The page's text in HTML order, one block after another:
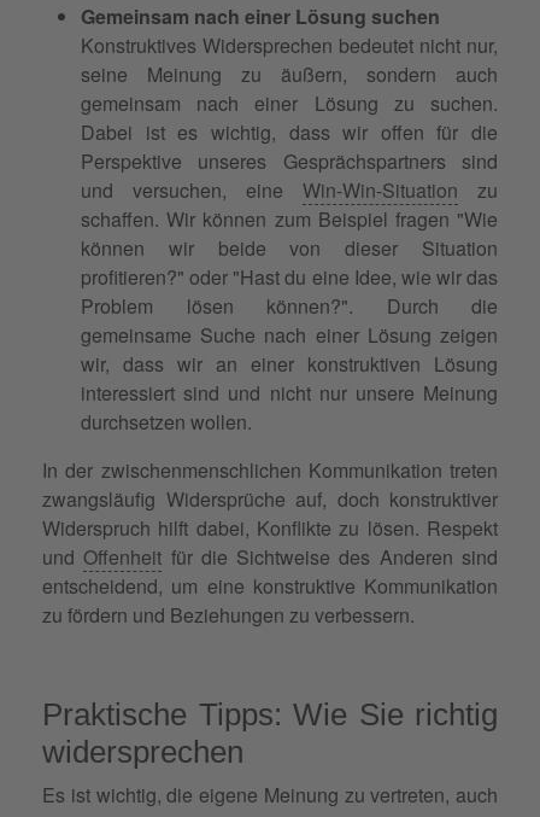
Gemeinsam nach einer Lösung suchen
Konstruktives Widersprechen bedeutet nicht nur,
seine Meinung zu äußern, sondern auch
gemeinsam nach einer Lösung zu suchen.
Dabei ist es wichtig, dass wir offen für die
Perspektive unseres Gesprächspartners sind
und versuchen, eine Win-Win-Situation zu
schaffen. Wir können zum Beispiel fragen "Wie
können wir beide von dieser Situation
profitieren?" oder "Hast du eine Idee, wie wir das
Problem lösen können?". Durch die
gemeinsame Suche nach einer Lösung zeigen
wir, dass wir an einer konstruktiven Lösung
interessiert sind und nicht nur unsere Meinung
durchsetzen wollen.
In der zwischenmenschlichen Kommunikation treten
zwangsläufig Widersprüche auf, doch konstruktiver
Widerspruch hilft dabei, Konflikte zu lösen. Respekt
und Offenheit für die Sichtweise des Anderen sind
entscheidend, um eine konstruktive Kommunikation
zu fördern und Beziehungen zu verbessern.
Praktische Tipps: Wie Sie richtig
widersprechen
Es ist wichtig, die eigene Meinung zu vertreten, auch